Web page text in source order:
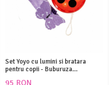
Set Yoyo cu lumini si bratara
pentru copii - Buburuza
95 RON